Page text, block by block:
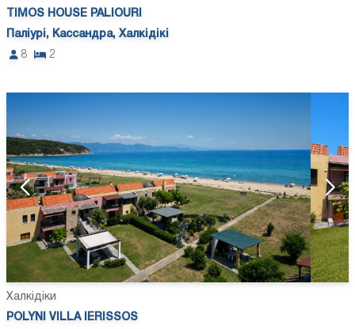
TIMOS HOUSE PALIOURI
Паліурі, Кассандра, Халкідікі
8
2
Халкідіки
POLYNI VILLA IERISSOS